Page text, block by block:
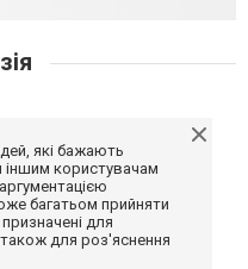
які бажають
іншим користувачам
багатьом прийняти
для
для роз'яснення